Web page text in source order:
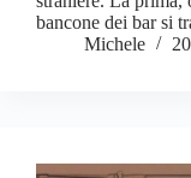
bancone dei bar si
Michele